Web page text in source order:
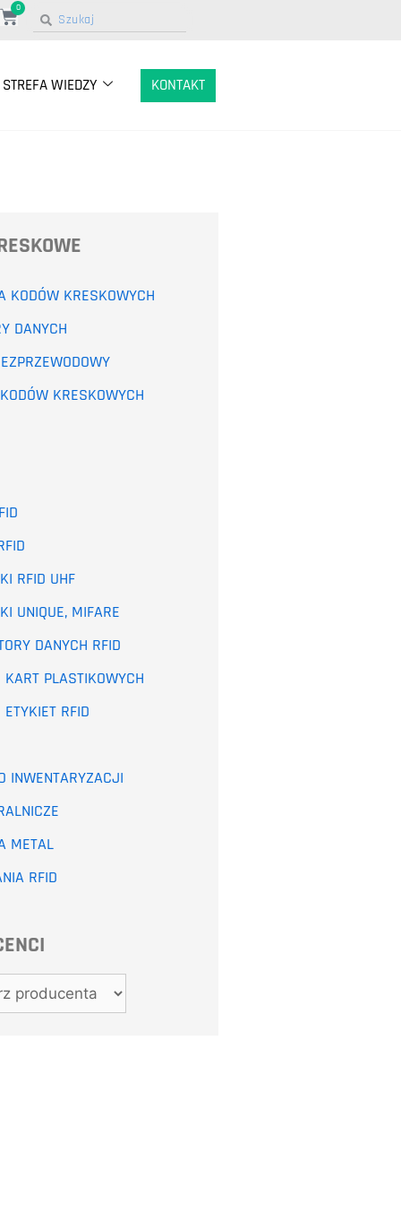
0
STREFA WIEDZY KONTAKT
KODÓW KRESKOWYCH
DANYCH
KRESKOWYCH
RFID UHF
UNIQUE, MIFARE
DANYCH RFID
PLASTIKOWYCH
RFID
INWENTARYZACJI
METAL
RFID